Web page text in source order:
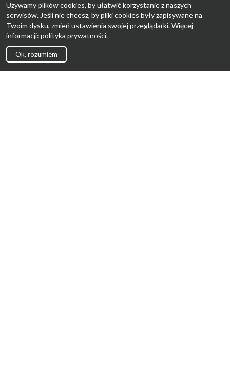
Używamy plików cookies, by ułatwić korzystanie z naszych
serwisów. Jeśli nie chcesz, by pliki cookies były zapisywane na
Twoim dysku, zmień ustawienia swojej przeglądarki. Więcej
informacji: polityka prywatności.
Ok, rozumiem